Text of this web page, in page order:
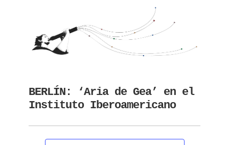
BERLÍN: ‘Aria de Gea’ en el
Instituto Iberoamericano